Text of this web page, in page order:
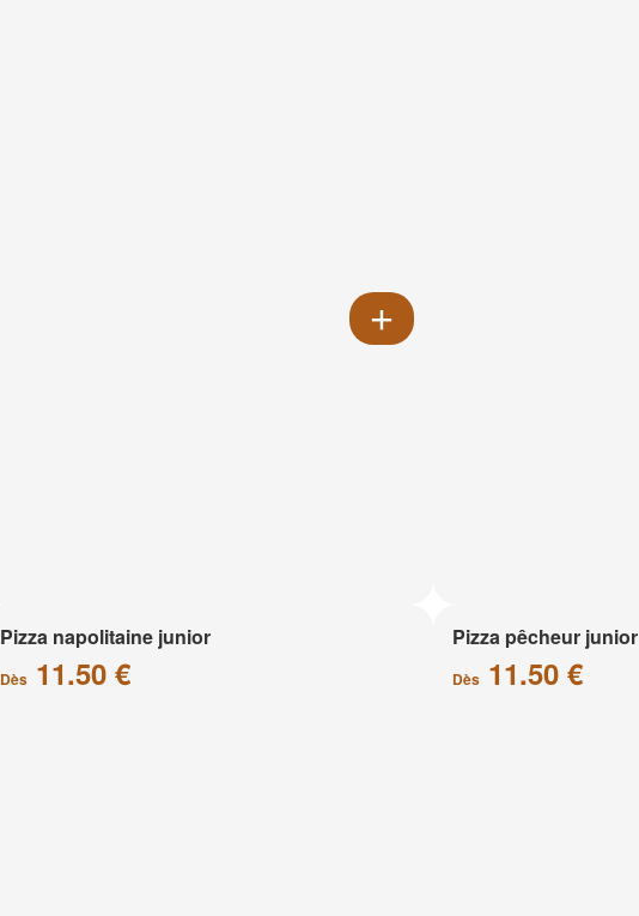
Pizza napolitaine junior
Dès11.50 €
Pizza pêcheur junior
Dès 11.50 €